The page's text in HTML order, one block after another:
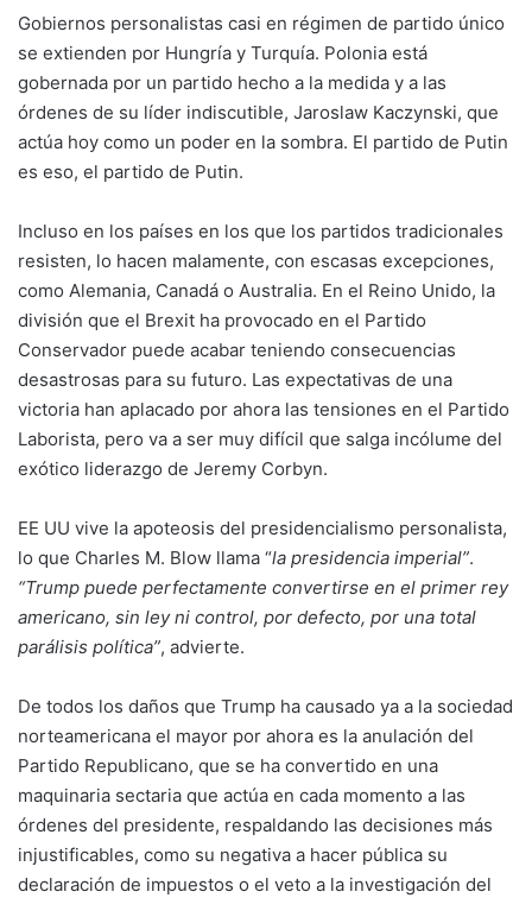
Gobiernos personalistas casi en régimen de partido único
se extienden por Hungría y Turquía. Polonia está
gobernada por un partido hecho a la medida y a las
órdenes de su líder indiscutible, Jaroslaw Kaczynski, que
actúa hoy como un poder en la sombra. El partido de Putin
es eso, el partido de Putin.
Incluso en los países en los que los partidos tradicionales
resisten, lo hacen malamente, con escasas excepciones,
como Alemania, Canadá o Australia. En el Reino Unido, la
división que el Brexit ha provocado en el Partido
Conservador puede acabar teniendo consecuencias
desastrosas para su futuro. Las expectativas de una
victoria han aplacado por ahora las tensiones en el Partido
Laborista, pero va a ser muy difícil que salga incólume del
exótico liderazgo de Jeremy Corbyn.
EE UU vive la apoteosis del presidencialismo personalista,
lo que Charles M. Blow llama “la presidencia imperial”.
“Trump puede perfectamente convertirse en el primer rey
americano, sin ley ni control, por defecto, por una total
parálisis política”, advierte.
De todos los daños que Trump ha causado ya a la sociedad
norteamericana el mayor por ahora es la anulación del
Partido Republicano, que se ha convertido en una
maquinaria sectaria que actúa en cada momento a las
órdenes del presidente, respaldando las decisiones más
injustificables, como su negativa a hacer pública su
declaración de impuestos o el veto a la investigación del